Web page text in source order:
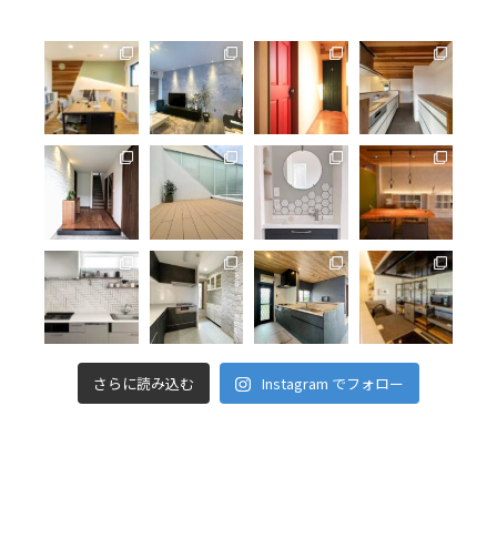
さらに読み込む Instagram でフォロー